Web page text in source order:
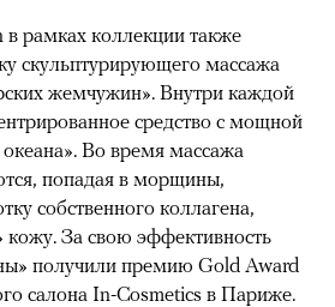
рамках коллекции также
скульптурирующего массажа
жемчужин». Внутри каждой
средство с мощной
Во время массажа
попадая в морщины,
собственного коллагена,
кожу. За свою эффективность
получили премию Gold Award
салона In-Сosmetics в Париже.